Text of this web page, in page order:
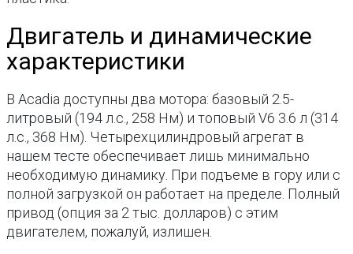
Двигатель и динамические
характеристики
В Acadia доступны два мотора: базовый 2.5-
литровый (194 л.с., 258 Нм) и топовый V6 3.6 л (314
л.с., 368 Нм). Четырехцилиндровый агрегат в
нашем тесте обеспечивает лишь минимально
необходимую динамику. При подъеме в гору или с
полной загрузкой он работает на пределе. Полный
привод (опция за 2 тыс. долларов) с этим
двигателем, пожалуй, излишен.